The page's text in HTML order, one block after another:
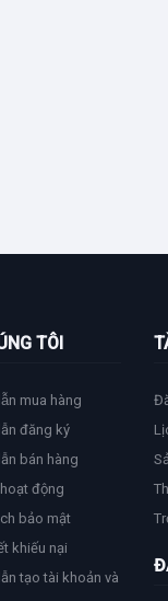
TÔI
mua hàng
đăng ký
bán hàng
động
bảo mật
khiếu nại
tạo tài khoản và